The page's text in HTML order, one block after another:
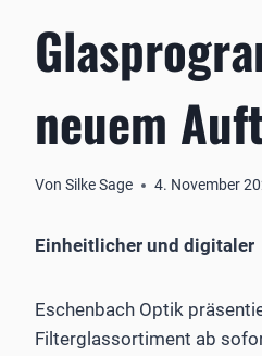
neuem
Von Silke Sage 4. November
Einheitlicher und digitaler
Eschenbach Optik
Filterglassortiment ab